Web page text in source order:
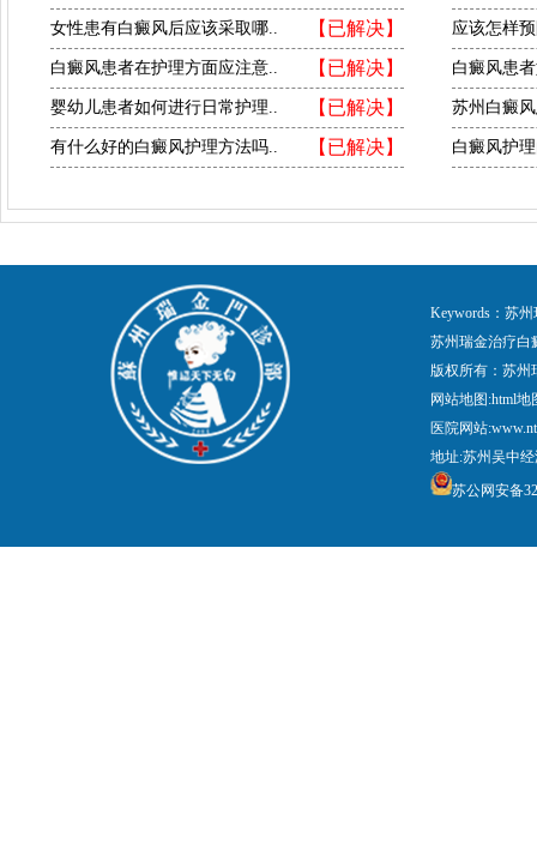
【已解决】
女性患有白癜风后应该采取哪..
【已解决】
白癜风患者在护理方面应注意..
【已解决】
婴幼儿患者如何进行日常护理..
【已解决】
有什么好的白癜风护理方法吗..
应该怎样
白癜风患
苏州白癜
白癜风护
Keywords：苏
苏州瑞金治疗白
版权所有：苏
网站地图:html地
医院网站
地址:苏州吴中
苏公网安备